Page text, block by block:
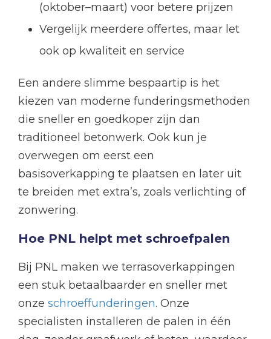
(oktober–maart) voor betere prijzen
Vergelijk meerdere offertes, maar let
ook op kwaliteit en service
Een andere slimme bespaartip is het
kiezen van moderne funderingsmethoden
die sneller en goedkoper zijn dan
traditioneel betonwerk. Ook kun je
overwegen om eerst een
basisoverkapping te plaatsen en later uit
te breiden met extra’s, zoals verlichting of
zonwering.
Hoe PNL helpt met schroefpalen
Bij PNL maken we terrasoverkappingen
een stuk betaalbaarder en sneller met
onze schroeffunderingen. Onze
specialisten installeren de palen in één